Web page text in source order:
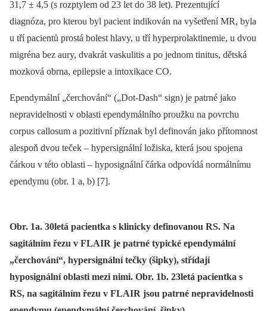
31,7 ± 4,5 (s rozptylem od 23 let do 38 let). Prezentující
diagnóza, pro kterou byl pacient indikován na vyšetření MR, byla
u tří pacientů prostá bolest hlavy, u tří hyperprolaktinemie, u dvou
migréna bez aury, dvakrát vaskulitis a po jednom tinitus, dětská
mozková obrna, epilepsie a intoxikace CO.
Ependymální „čerchování“ („Dot-Dash“ sign) je patrné jako
nepravidelnosti v oblasti ependymálního proužku na povrchu
corpus callosum a pozitivní příznak byl definován jako přítomnost
alespoň dvou teček –⁠ hypersignální ložiska, která jsou spojena
čárkou v této oblasti –⁠ hyposignální čárka odpovídá normálnímu
ependymu (obr. 1 a, b) [7].
Obr. 1a. 30letá pacientka s klinicky definovanou RS. Na
sagitálním řezu v FLAIR je patrné typické ependymální
„čerchování“, hypersignální tečky (šipky), střídají
hyposignální oblasti mezi nimi. Obr. 1b. 23letá pacientka s
RS, na sagitálním řezu v FLAIR jsou patrné nepravidelnosti